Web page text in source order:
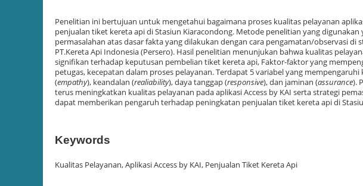
Penelitian ini bertujuan untuk mengetahui bagaimana proses kualitas pelayanan
penjualan tiket kereta api di Stasiun Kiaracondong. Metode penelitian yang
permasalahan atas dasar fakta yang dilakukan dengan cara pengamatan/observasi di
PT.Kereta Api Indonesia (Persero). Hasil penelitian menunjukan bahwa kualitas
signifikan terhadap keputusan pembelian tiket kereta api, Faktor-faktor yang
petugas, kecepatan dalam proses pelayanan. Terdapat 5 variabel yang
(empathy), keandalan (realiability), daya tanggap (responsive), dan jaminan (assurance).
terus meningkatkan kualitas pelayanan pada aplikasi Access by KAI serta strategi
dapat memberikan pengaruh terhadap peningkatan penjualan tiket kereta api di
Keywords
Kualitas Pelayanan, Aplikasi Access by KAI, Penjualan Tiket Kereta Api